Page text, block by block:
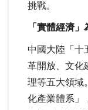
挑戰。
「實體經濟
中國大陸「十
革開放、文化
理等五大領域
化產業體系」